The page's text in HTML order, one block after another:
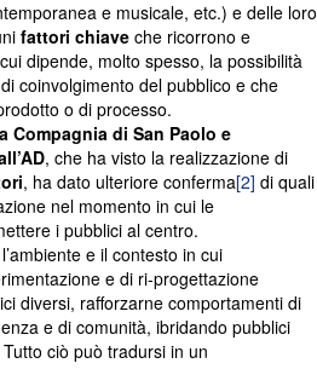
e musicale, etc.) e delle loro
fattori chiave che ricorrono e
dipende, molto spesso, la possibilità
coinvolgimento del pubblico e che
o di processo.
Compagnia di San Paolo e
, che ha visto la realizzazione di
, ha dato ulteriore conferma[2] di quali
nel momento in cui le
i pubblici al centro.
e il contesto in cui
e di ri-progettazione
diversi, rafforzarne comportamenti di
e di comunità, ibridando pubblici
ciò può tradursi in un